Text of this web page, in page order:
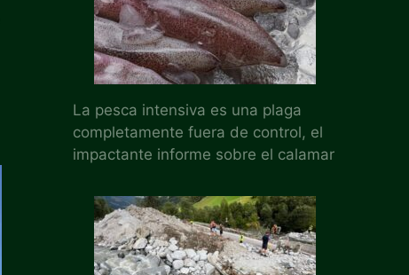
La pesca intensiva es una plaga
completamente fuera de control, el
impactante informe sobre el calamar